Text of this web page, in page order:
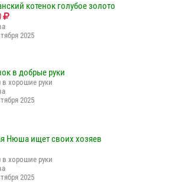
котенок голубое золото
2025
в добрые руки
в хорошие руки
2025
Нюша ищет своих хозяев
в хорошие руки
2025